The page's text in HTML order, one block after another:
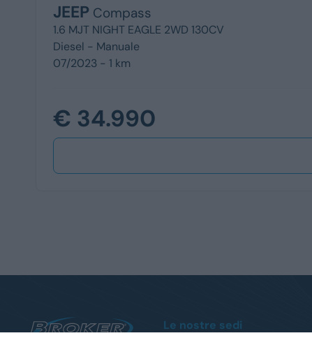
JEEP Compass
1.6 MJT NIGHT EAGLE 2WD 130CV
Diesel - Manuale
07/2023 - 1 km
€ 34.990
Le nostre sedi